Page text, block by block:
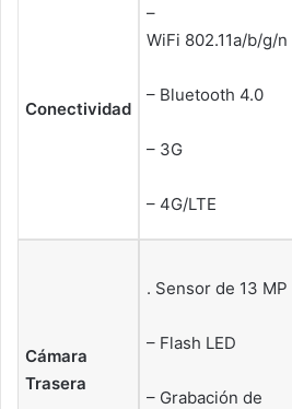
Conectividad
–
WiFi 802.11a/b/g/n
– Bluetooth 4.0
– 3G
– 4G/LTE
Cámara
Trasera
. Sensor de 13 MP
– Flash LED
– Grabación de